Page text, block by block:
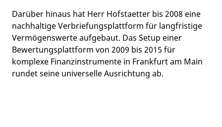
Darüber hinaus hat Herr Hofstaetter bis 2008 eine
nachhaltige Verbriefungsplattform für langfristige
Vermögenswerte aufgebaut. Das Setup einer
Bewertungsplattform von 2009 bis 2015 für
komplexe Finanzinstrumente in Frankfurt am Main
rundet seine universelle Ausrichtung ab.